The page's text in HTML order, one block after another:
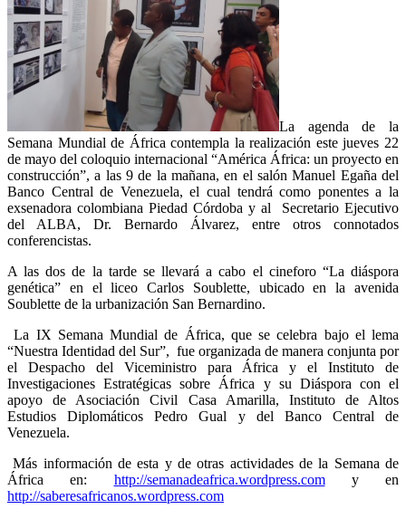
La agenda de la
Semana Mundial de África contempla la realización este jueves 22
de mayo del coloquio internacional “América África: un proyecto en
construcción”, a las 9 de la mañana, en el salón Manuel Egaña del
Banco Central de Venezuela, el cual tendrá como ponentes a la
exsenadora colombiana Piedad Córdoba y al Secretario Ejecutivo
del ALBA, Dr. Bernardo Álvarez, entre otros connotados
conferencistas.
A las dos de la tarde se llevará a cabo el cineforo “La diáspora
genética” en el liceo Carlos Soublette, ubicado en la avenida
Soublette de la urbanización San Bernardino.
La IX Semana Mundial de África, que se celebra bajo el lema
“Nuestra Identidad del Sur”, fue organizada de manera conjunta por
el Despacho del Viceministro para África y el Instituto de
Investigaciones Estratégicas sobre África y su Diáspora con el
apoyo de Asociación Civil Casa Amarilla, Instituto de Altos
Estudios Diplomáticos Pedro Gual y del Banco Central de
Venezuela.
Más información de esta y de otras actividades de la Semana de
África en: http://semanadeafrica.wordpress.comy en
http://saberesafricanos.wordpress.com